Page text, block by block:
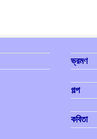
ভ্রমণ
গল্প
কবিতা